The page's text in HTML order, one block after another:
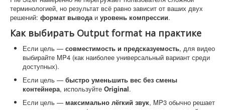
терминологией, но результат всё равно зависит от ваших двух
решений: формат вывода и уровень компрессии.
Как выбирать Output format на практике
Если цель — совместимость и предсказуемость, для видео
выбирайте MP4 (как наиболее универсальный вариант среди
доступных).
Если цель — быстро уменьшить вес без смены
контейнера, используйте Original.
Если цель — максимально лёгкий звук, MP3 обычно решает